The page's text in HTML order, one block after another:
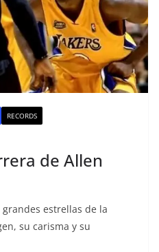
RECORDS
de Allen
estrellas de la
su carisma y su